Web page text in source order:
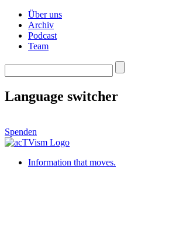
Über uns
Archiv
Podcast
Team
Language switcher
Spenden
Information that moves.